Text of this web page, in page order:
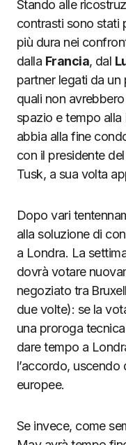
Stando alle
contrasti sono stati
più dura nei
dalla Francia, dal
partner legati da
quali non
spazio e tempo alla
abbia alla fine
con il presidente
Tusk, a sua volta
Dopo vari
alla soluzione di
a Londra. La
dovrà votare
negoziato tra
due volte): se la
una proroga
dare tempo a
l’accordo, uscendo
europee.
Se invece, come